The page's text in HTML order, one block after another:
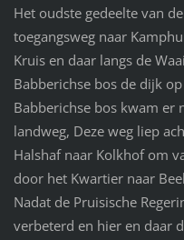
Het oudste gedeelte van
toegangsweg naar
Kruis en daar langs de
Babberichse bos de dijk
Babberichse bos kwam er
landweg, Deze weg liep
Halshaf naar Kolkhof om
door het Kwartier naar
Nadat de Pruisische
verbeterd en hier en daar